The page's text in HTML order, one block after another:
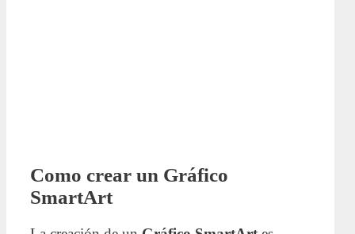
Como crear un Gráfico
SmartArt